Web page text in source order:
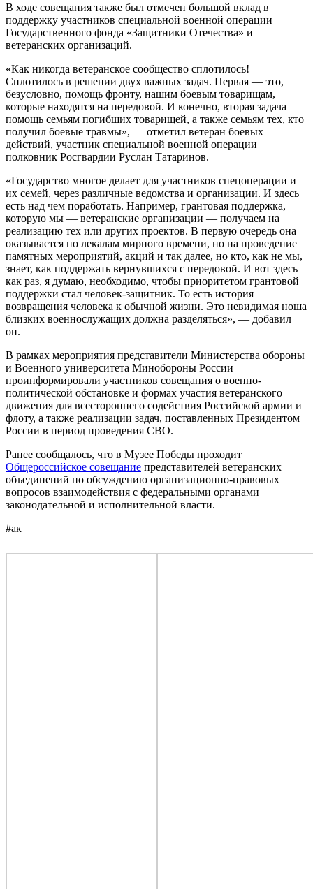
В ходе совещания также был отмечен большой вклад в
поддержку участников специальной военной операции
Государственного фонда «Защитники Отечества» и
ветеранских организаций.
«Как никогда ветеранское сообщество сплотилось!
Сплотилось в решении двух важных задач. Первая — это,
безусловно, помощь фронту, нашим боевым товарищам,
которые находятся на передовой. И конечно, вторая задача —
помощь семьям погибших товарищей, а также семьям тех, кто
получил боевые травмы», — отметил ветеран боевых
действий, участник специальной военной операции
полковник Росгвардии Руслан Татаринов.
«Государство многое делает для участников спецоперации и
их семей, через различные ведомства и организации. И здесь
есть над чем поработать. Например, грантовая поддержка,
которую мы — ветеранские организации — получаем на
реализацию тех или других проектов. В первую очередь она
оказывается по лекалам мирного времени, но на проведение
памятных мероприятий, акций и так далее, но кто, как не мы,
знает, как поддержать вернувшихся с передовой. И вот здесь
как раз, я думаю, необходимо, чтобы приоритетом грантовой
поддержки стал человек-защитник. То есть история
возвращения человека к обычной жизни. Это невидимая ноша
близких военнослужащих должна разделяться», — добавил
он.
В рамках мероприятия представители Министерства обороны
и Военного университета Минобороны России
проинформировали участников совещания о военно-
политической обстановке и формах участия ветеранского
движения для всестороннего содействия Российской армии и
флоту, а также реализации задач, поставленных Президентом
России в период проведения СВО.
Ранее сообщалось, что в Музее Победы проходит
Общероссийское совещание представителей ветеранских
объединений по обсуждению организационно-правовых
вопросов взаимодействия с федеральными органами
законодательной и исполнительной власти.
#ак